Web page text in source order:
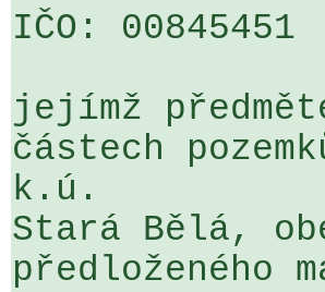
IČO: 00845451
jejímž
částech
k.ú.
Stará Bělá,
předloženého